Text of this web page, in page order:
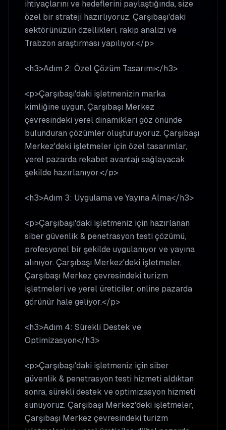
ihtiyaçlarını ve hedeflerini paylaştığında, size
özel bir strateji hazırlıyoruz. Çarşıbaşı'daki
sektörünüzün özellikleri, rakip analizi ve
Trabzon araştırması yapılıyor.</p>
<h3>Adım 2: Özel Çözüm Tasarımı</h3>
<p>Çarşıbaşı'daki işletmenizin marka
kimliğine uygun, Çarşıbaşı Merkez
çevresindeki yerel dinamikleri göz önünde
bulunduran çözümler oluşturuyoruz. Çarşıbaşı
Merkez'deki işletmeler için özel tasarımlar,
yerel pazarda rekabet avantajı sağlayacak
şekilde hazırlanıyor.</p>
<h3>Adım 3: Uygulama ve Yayına Alma</h3>
<p>Çarşıbaşı'daki işletmeniz için hazırlanan
siber güvenlik & penetrasyon testi çözümü,
profesyonel bir şekilde uygulanıyor ve yayına
alınıyor. Çarşıbaşı Merkez'deki işletmeler,
Çarşıbaşı Merkez çevresindeki turizm
işletmeleri ve yerel üreticiler, online pazarda
görünür hale geliyor.</p>
<h3>Adım 4: Sürekli Destek ve
Optimizasyon</h3>
<p>Çarşıbaşı'daki işletmeniz için siber
güvenlik & penetrasyon testi hizmeti aldıktan
sonra, sürekli destek ve optimizasyon hizmeti
sunuyoruz. Çarşıbaşı Merkez'deki işletmeler,
Çarşıbaşı Merkez çevresindeki turizm